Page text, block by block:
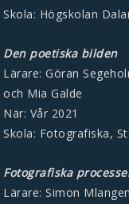
Skola: Högskolan
Den poetiska bilden
Lärare: Göran
och Mia Galde
När: Vår 2021
Skola: Fotografiska,
Fotografiska
Lärare: Simon